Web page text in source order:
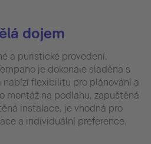
dojem
a puristické provedení.
je dokonale sladěna s
nabízí flexibilitu pro plánování a
montáž na podlahu, zapuštěná
instalace, je vhodná pro
a individuální preference.